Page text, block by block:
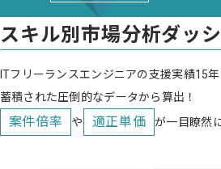
スキル別市場分析ダッ
ITフリーランスエンジニアの支援実績15
蓄積された圧倒的なデータから算出！
案件倍率 や 適正単価 が一目瞭然